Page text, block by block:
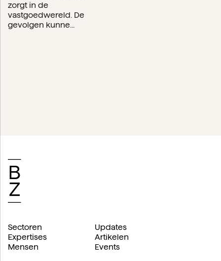
zorgt in de
vastgoedwereld. De
gevolgen kunne...
Sectoren
Expertises
Mensen
Updates
Artikelen
Events